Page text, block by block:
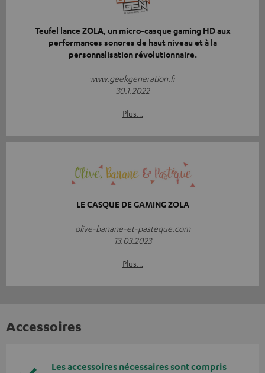
Teufel lance ZOLA, un micro-casque gaming HD aux
performances sonores de haut niveau et à la
personnalisation révolutionnaire.
www.geekgeneration.fr
30.1.2022
Plus…
LE CASQUE DE GAMING ZOLA
olive-banane-et-pasteque.com
13.03.2023
Plus…
Accessoires
Les accessoires nécessaires sont compris